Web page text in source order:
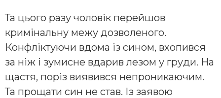
Та цього разу чоловік перейшов
кримінальну межу дозволеного.
Конфліктуючи вдома із сином, вхопився
за ніж і зумисне вдарив лезом у груди. На
щастя, поріз виявився непроникаючим.
Та прощати син не став. Із заявою